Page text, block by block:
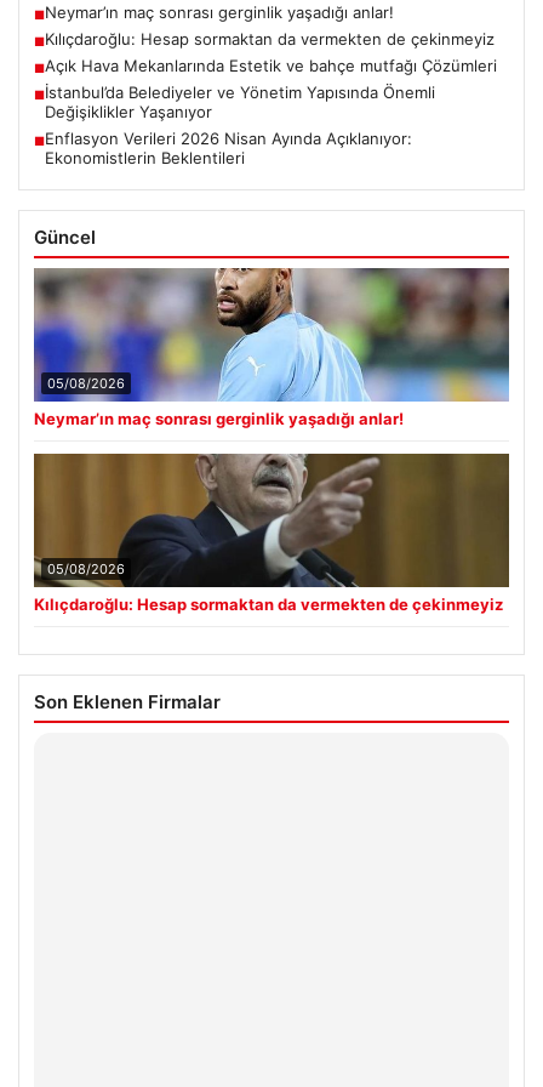
■Neymar’ın maç sonrası gerginlik yaşadığı anlar!
■Kılıçdaroğlu: Hesap sormaktan da vermekten de çekinmeyiz
■Açık Hava Mekanlarında Estetik ve bahçe mutfağı Çözümleri
■İstanbul’da Belediyeler ve Yönetim Yapısında Önemli
Değişiklikler Yaşanıyor
■Enflasyon Verileri 2026 Nisan Ayında Açıklanıyor:
Ekonomistlerin Beklentileri
Güncel
05/08/2026
Neymar’ın maç sonrası gerginlik yaşadığı anlar!
05/08/2026
Kılıçdaroğlu: Hesap sormaktan da vermekten de çekinmeyiz
Son Eklenen Firmalar